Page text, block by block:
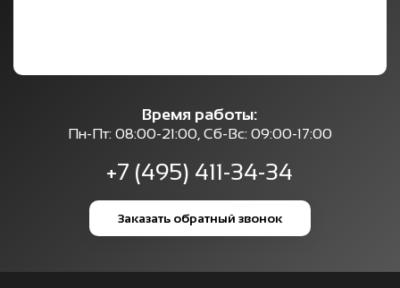
Время работы:
Пн-Пт: 08:00-21:00, Сб-Вс: 09:00-17:00
+7 (495) 411-34-34
Заказать обратный звонок